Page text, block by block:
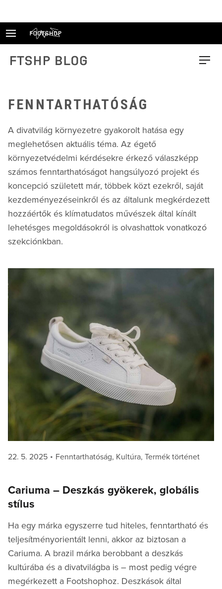
FTSHP blog Menu
FENNTARTHATÓSÁG
A divatvilág környezetre gyakorolt hatása egy
meglehetősen aktuális téma. Az égető
környezetvédelmi kérdésekre érkező válaszképp
számos fenntarthatóságot hangsúlyozó projekt és
koncepció született már, többek közt ezekről, saját
kezdeményezéseinkről és az általunk megkérdezett
hozzáértők és klímatudatos művészek által kínált
lehetésges megoldásokról is olvashattok vonatkozó
szekciónkban.
Posted
22. 5. 2025 Categories
Fenntarthatóság, Kultúra, Termék történet
Cariuma – Deszkás gyökerek, globális
stílus
Ha egy márka egyszerre tud hiteles, fenntartható és
teljesítményorientált lenni, akkor az biztosan a
Cariuma. A brazil márka berobbant a deszkás
kultúrába és a divatvilágba is – most pedig végre
megérkezett a Footshophoz. Deszkások által